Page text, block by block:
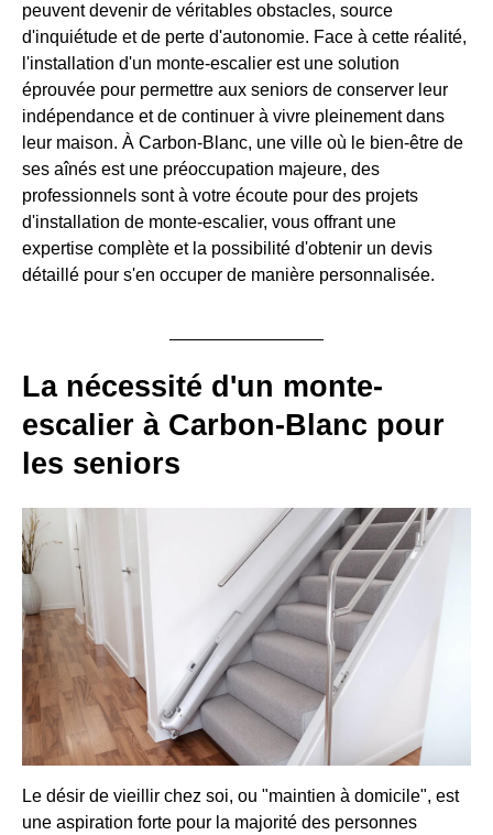
peuvent devenir de véritables obstacles, source
d'inquiétude et de perte d'autonomie. Face à cette réalité,
l'installation d'un monte-escalier est une solution
éprouvée pour permettre aux seniors de conserver leur
indépendance et de continuer à vivre pleinement dans
leur maison. À Carbon-Blanc, une ville où le bien-être de
ses aînés est une préoccupation majeure, des
professionnels sont à votre écoute pour des projets
d'installation de monte-escalier, vous offrant une
expertise complète et la possibilité d'obtenir un devis
détaillé pour s'en occuper de manière personnalisée.
La nécessité d'un monte-
escalier à Carbon-Blanc pour
les seniors
Le désir de vieillir chez soi, ou "maintien à domicile", est
une aspiration forte pour la majorité des personnes